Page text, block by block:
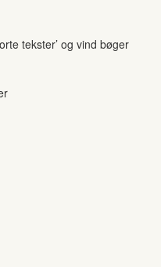
tekster’ og vind bøger